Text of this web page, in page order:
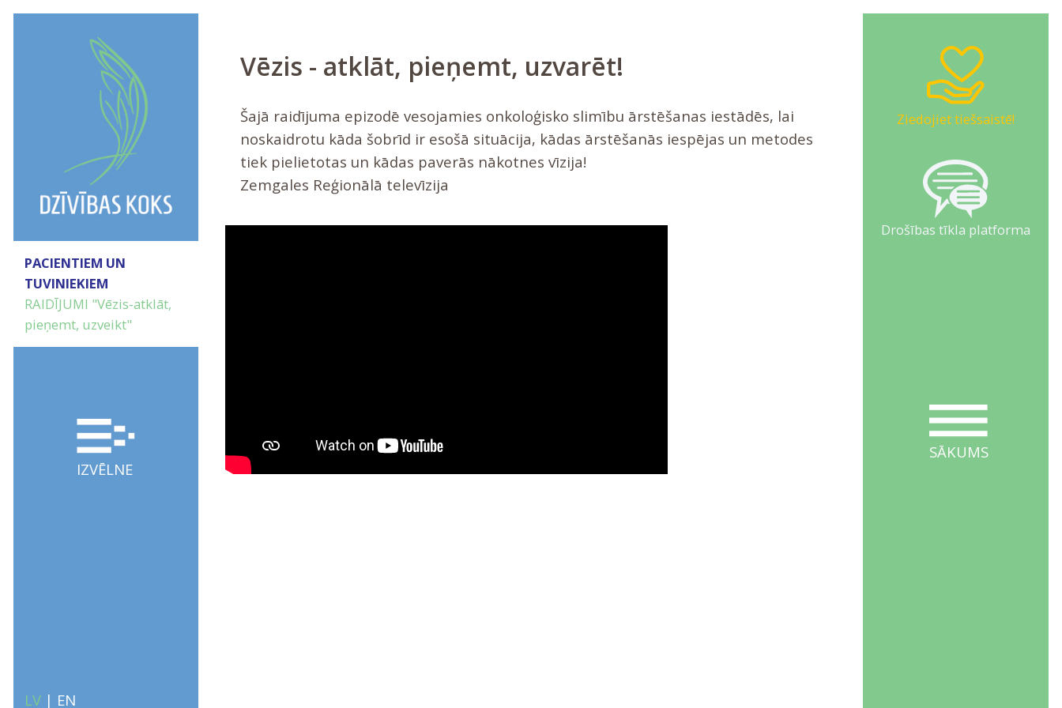
Ziedojiet tiešsaistē!
Drošības tīkla platforma
SĀKUMS
PACIENTIEM UN
TUVINIEKIEM
RAIDĪJUMI "Vēzis-atklāt,
pieņemt, uzveikt"
IZVĒLNE
LV| EN
Vēzis - atklāt, pieņemt, uzvarēt!
Šajā raidījuma epizodē vesojamies onkoloģisko slimību ārstēšanas iestādēs, lai
noskaidrotu kāda šobrīd ir esošā situācija, kādas ārstēšanās iespējas un metodes
tiek pielietotas un kādas paverās nākotnes vīzija!
Zemgales Reģionālā televīzija